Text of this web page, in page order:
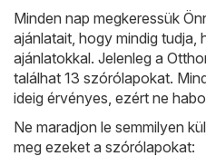
Minden nap megkeressük
ajánlatait, hogy mindig tudja,
ajánlatokkal. Jelenleg a
találhat 13 szórólapokat.
ideig érvényes, ezért ne
Ne maradjon le semmilyen
meg ezeket a szórólapokat: